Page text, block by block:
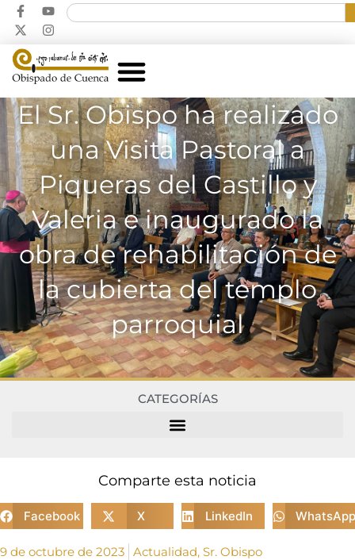
El Sr. Obispo ha realizado
una Visita Pastoral a
Piqueras del Castillo y
Valeria e inaugurado la
obra de rehabilitación de
la cubierta del templo
parroquial
CATEGORÍAS
Comparte esta noticia
Facebook X LinkedIn WhatsApp
9 de octubre de 2023 Actualidad, Sr. Obispo